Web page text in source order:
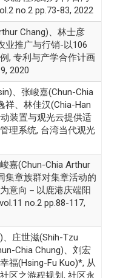
no.2 pp.73-83, 2022
Chang)、林士彦
业推广与行销-以106
, 专利与产学合作计画
2020
、张峻嘉(Chun-Chia
祥、林佳汉(Chia-Han
装置与观光云提供适
理系统, 台湾当代观光
嘉(Chun-Chia Arthur
集章族群对集章活动的
意向－以鹿港庆端阳
no.2 pp.88-117,
、庄世滋(Shih-Tzu
Chia Chung)、刘宏
福(Hsing-Fu Kuo)*, 从
区之游程规划, 社区永